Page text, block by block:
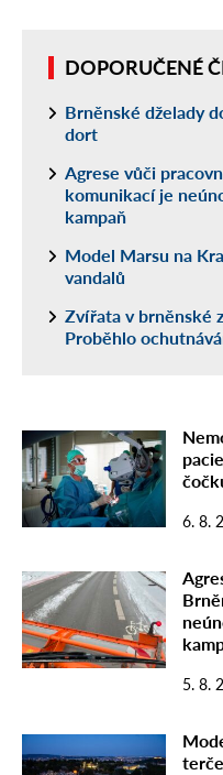
DOPORUČENÉ
Brněnské dželady
dort
Agrese vůči
komunikací je
kampaň
Model Marsu na
vandalů
Zvířata v brněnské
Proběhlo
6. 8.
5. 8.